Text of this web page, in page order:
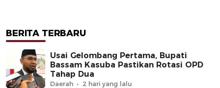
BERITA TERBARU
Usai Gelombang Pertama, Bupati
Bassam Kasuba Pastikan Rotasi OPD
Tahap Dua
Daerah 2 hari yang lalu